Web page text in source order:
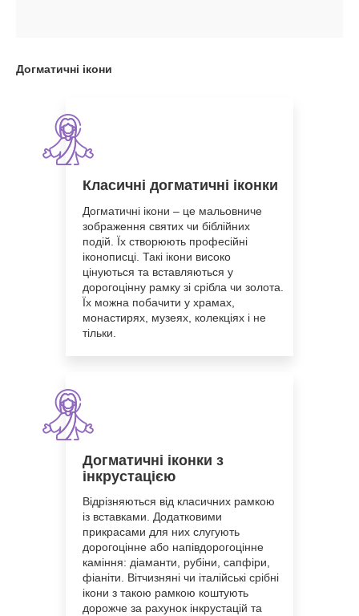
Догматичні ікони
Класичні догматичні іконки
Догматичні ікони – це мальовниче
зображення святих чи біблійних
подій. Їх створюють професійні
іконописці. Такі ікони високо
цінуються та вставляються у
дорогоцінну рамку зі срібла чи золота.
Їх можна побачити у храмах,
монастирях, музеях, колекціях і не
тільки.
Догматичні іконки з
інкрустацією
Відрізняються від класичних рамкою
із вставками. Додатковими
прикрасами для них слугують
дорогоцінне або напівдорогоцінне
каміння: діаманти, рубіни, сапфіри,
фіаніти. Вітчизняні чи італійські срібні
ікони з такою рамкою коштують
дорожче за рахунок інкрустацій та